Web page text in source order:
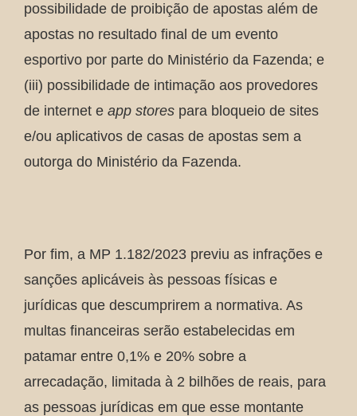
possibilidade de proibição de apostas além de
apostas no resultado final de um evento
esportivo por parte do Ministério da Fazenda; e
(iii) possibilidade de intimação aos provedores
de internet e app stores para bloqueio de sites
e/ou aplicativos de casas de apostas sem a
outorga do Ministério da Fazenda.
Por fim, a MP 1.182/2023 previu as infrações e
sanções aplicáveis às pessoas físicas e
jurídicas que descumprirem a normativa. As
multas financeiras serão estabelecidas em
patamar entre 0,1% e 20% sobre a
arrecadação, limitada à 2 bilhões de reais, para
as pessoas jurídicas em que esse montante